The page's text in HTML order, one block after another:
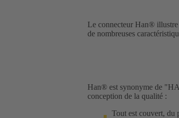
Le connecteur Han®
de nombreuses
Han® est synonyme de
conception de la qualité :
Tout est couvert, du